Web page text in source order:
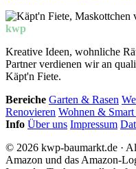
kwp
Kreative Ideen, wohnliche
Partner verdienen wir an
Käpt'n Fiete.
Bereiche Garten & Rasen
Renovieren Wohnen &
Info Über uns Impressum
© 2026 kwp-baumarkt.de ·
Amazon und das Amazon-